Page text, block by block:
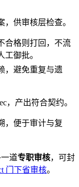
，供审核层检查。
合格则打回，不流
工御批。
，避免重复与遗
，产出符合契约。
，便于审计与复
道专职审核，可封
门下省审核。